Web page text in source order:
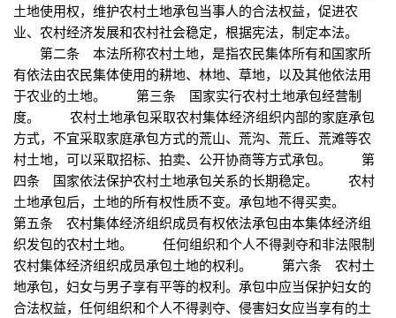
土地使用权，维护农村土地承包当事人的合法权益，促进农
业、农村经济发展和农村社会稳定，根据宪法，制定本法。
第二条 本法所称农村土地，是指农民集体所有和国家所
有依法由农民集体使用的耕地、林地、草地，以及其他依法用
于农业的土地。 第三条 国家实行农村土地承包经营制
度。 农村土地承包采取农村集体经济组织内部的家庭承包
方式，不宜采取家庭承包方式的荒山、荒沟、荒丘、荒滩等农
村土地，可以采取招标、拍卖、公开协商等方式承包。 第
四条 国家依法保护农村土地承包关系的长期稳定。 农村
土地承包后，土地的所有权性质不变。承包地不得买卖。
第五条 农村集体经济组织成员有权依法承包由本集体经济组
织发包的农村土地。 任何组织和个人不得剥夺和非法限制
农村集体经济组织成员承包土地的权利。 第六条 农村土
地承包，妇女与男子享有平等的权利。承包中应当保护妇女的
合法权益，任何组织和个人不得剥夺、侵害妇女应当享有的土